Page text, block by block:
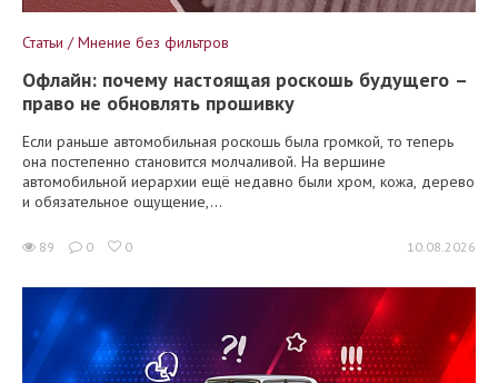
Статьи / Мнение без фильтров
Офлайн: почему настоящая роскошь будущего –
право не обновлять прошивку
Если раньше автомобильная роскошь была громкой, то теперь
она постепенно становится молчаливой. На вершине
автомобильной иерархии ещё недавно были хром, кожа, дерево
и обязательное ощущение,...
89 0 0 10.08.2026